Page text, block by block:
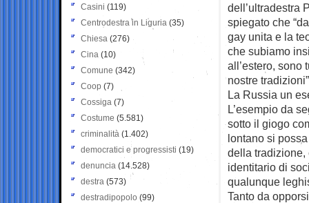
dell’ultradestra
spiegato che
gay unita e la
che subiamo
all’estero, sono
nostre
La Russia un
L’esempio da
sotto il giogo
lontano si
della tradizione,
identitario di
qualunque
Tanto da
Casini (119)
Centrodestra in Liguria (35)
Chiesa (276)
Cina (10)
Comune (342)
Coop (7)
Cossiga (7)
Costume (5.581)
criminalità (1.402)
democratici e progressisti (19)
denuncia (14.528)
destra (573)
destradipopolo (99)